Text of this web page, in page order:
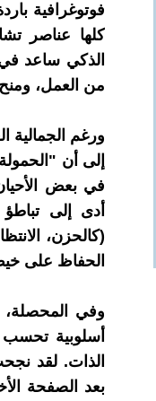
فوتوغرافية
كلها عناصر
الذكي ساعد
من العمل، ومنح
و​رغم الجمالية
إلى أن
في بعض
أدى إلى
(كالحزن،
الحفاظ على
​و​في المحصلة،
أسلوبية تحسب
الذات. لقد
بعد الصفحة